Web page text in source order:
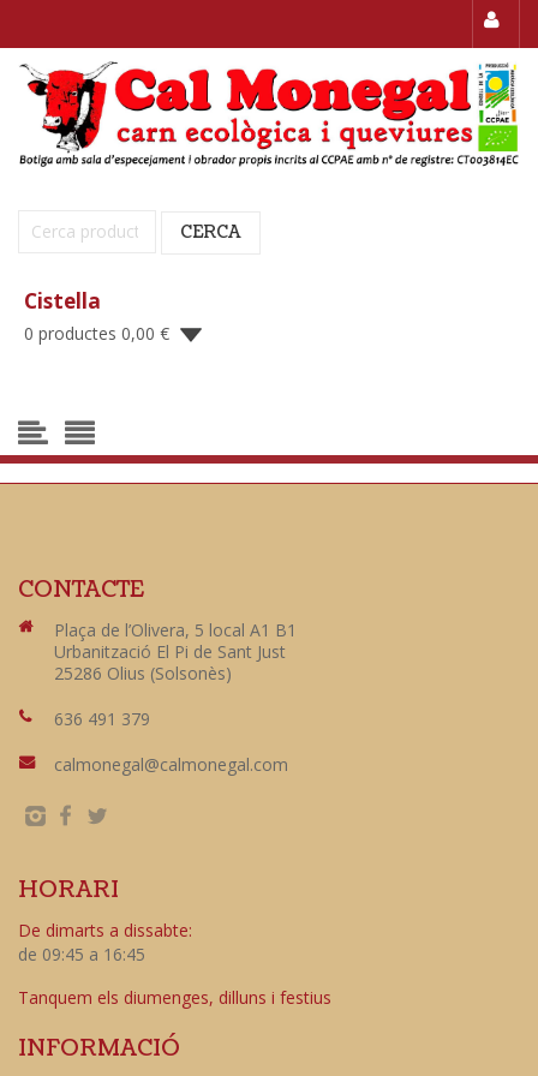
Cerca: CERCA
Cistella
0 productes 0,00 €
CONTACTE
Plaça de l’Olivera, 5 local A1 B1
Urbanització El Pi de Sant Just
25286 Olius (Solsonès)
636 491 379
calmonegal@calmonegal.com
HORARI
De dimarts a dissabte:
de 09:45 a 16:45
Tanquem els diumenges, dilluns i festius
INFORMACIÓ